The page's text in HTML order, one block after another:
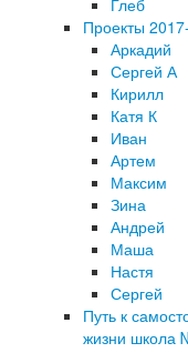
Проекты
Аркадий
Сергей А
Кирилл
Катя К
Иван
Артем
Максим
Зина
Андрей
Маша
Настя
Сергей
Путь к
жизни школа